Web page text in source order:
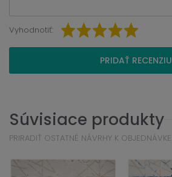
Vyhodnotiť:
PRIDAŤ RECENZIU
Súvisiace produkty
PRIRADIŤ OSTATNÉ NÁVRHY K OBJEDNÁVKE